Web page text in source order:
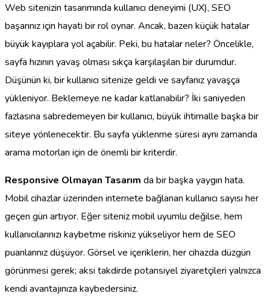
Web sitenizin tasarımında kullanıcı deneyimi (UX), SEO
başarınız için hayati bir rol oynar. Ancak, bazen küçük hatalar
büyük kayıplara yol açabilir. Peki, bu hatalar neler? Öncelikle,
sayfa hızının yavaş olması sıkça karşılaşılan bir durumdur.
Düşünün ki, bir kullanıcı sitenize geldi ve sayfanız yavaşça
yükleniyor. Beklemeye ne kadar katlanabilir? İki saniyeden
fazlasına sabredemeyen bir kullanıcı, büyük ihtimalle başka bir
siteye yönlenecektir. Bu sayfa yüklenme süresi aynı zamanda
arama motorları için de önemli bir kriterdir.
Responsive Olmayan Tasarım da bir başka yaygın hata.
Mobil cihazlar üzerinden internete bağlanan kullanıcı sayısı her
geçen gün artıyor. Eğer siteniz mobil uyumlu değilse, hem
kullanıcılarınızı kaybetme riskiniz yükseliyor hem de SEO
puanlarınız düşüyor. Görsel ve içeriklerin, her cihazda düzgün
görünmesi gerek; aksi takdirde potansiyel ziyaretçileri yalnızca
kendi avantajınıza kaybedersiniz.